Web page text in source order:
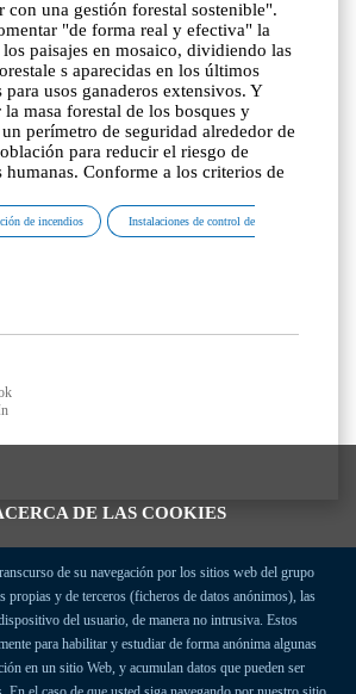
DE LAS COOKIES
de su navegación por los sitios web del grupo
propias y de terceros (ficheros de datos anónimos), las
del usuario, de manera no intrusiva. Estos
para habilitar y estudiar de forma anónima algunas
en un sitio Web, y acumulan datos que pueden ser
con una gestión forestal sostenible".
"de forma real y efectiva" la
paisajes en mosaico, dividiendo las
s aparecidas en los últimos
para usos ganaderos extensivos. Y
masa forestal de los bosques y
perímetro de seguridad alrededor de
para reducir el riesgo de
humanas. Conforme a los criterios de
de incendios Instalaciones de control de